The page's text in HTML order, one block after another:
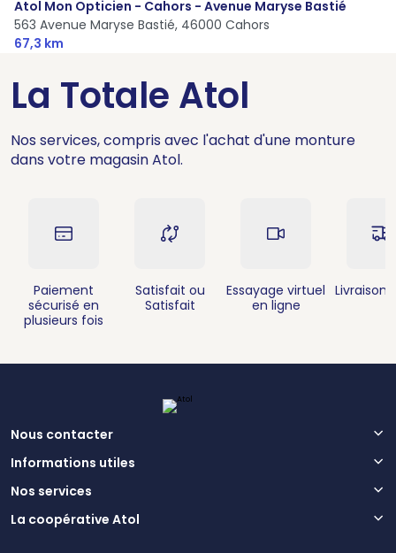
Atol Mon Opticien - Cahors - Avenue Maryse Bastié
563 Avenue Maryse Bastié, 46000 Cahors
67,3 km
La Totale Atol
Nos services, compris avec l'achat d'une monture
dans votre magasin Atol.
Paiement
sécurisé en
plusieurs fois
Satisfait ou
Satisfait
Essayage virtuel
en ligne
Livraison
Nous contacter
Informations utiles
Nos services
La coopérative Atol